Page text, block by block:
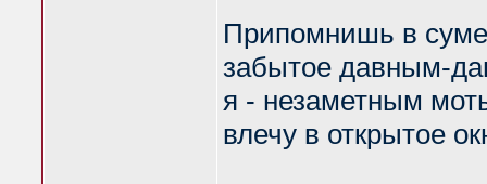
Припомнишь в
забытое давным-
я - незаметным
влечу в открытое